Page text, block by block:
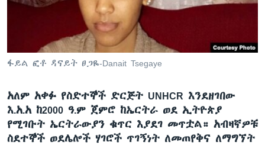
ቋንቋዎች
ፋይል ፎቶ ዳናይት ፀጋዬ-Danait Tsegaye
አለም አቀፉ የስድተኞች ድርጅት UNHCR እንደዘገበው
እ.አ.አ ከ2000 ዓ.ም ጀምሮ ከኤርትራ ወደ ኢትዮጵያ
የሚገቡት ኤርትራውያን ቁጥር እያደገ መጥቷል። አብዛኛዎቹ
ስደተኞች ወደሌሎች ሃገሮች ጥገኝነት ለመጠየቅና ለማግኘት